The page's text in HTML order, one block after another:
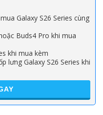
Galaxy S26 Series cùng
Buds4 Pro khi mua
khi mua kèm
lưng Galaxy S26 Series khi